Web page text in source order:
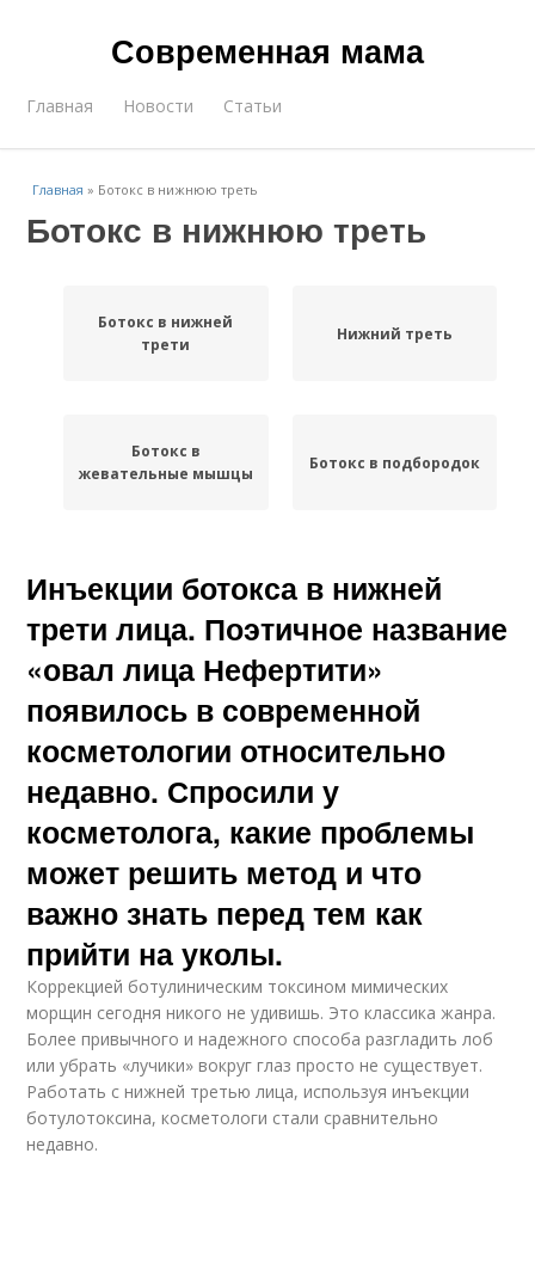
Современная мама
Главная Новости Статьи
Главная » Ботокс в нижнюю треть
Ботокс в нижнюю треть
Ботокс в нижней
трети
Нижний треть
Ботокс в
жевательные мышцы
Ботокс в подбородок
Инъекции ботокса в нижней
трети лица. Поэтичное название
«овал лица Нефертити»
появилось в современной
косметологии относительно
недавно. Спросили у
косметолога, какие проблемы
может решить метод и что
важно знать перед тем как
прийти на уколы.
Коррекцией ботулиническим токсином мимических
морщин сегодня никого не удивишь. Это классика жанра.
Более привычного и надежного способа разгладить лоб
или убрать «лучики» вокруг глаз просто не существует.
Работать с нижней третью лица, используя инъекции
ботулотоксина, косметологи стали сравнительно
недавно.